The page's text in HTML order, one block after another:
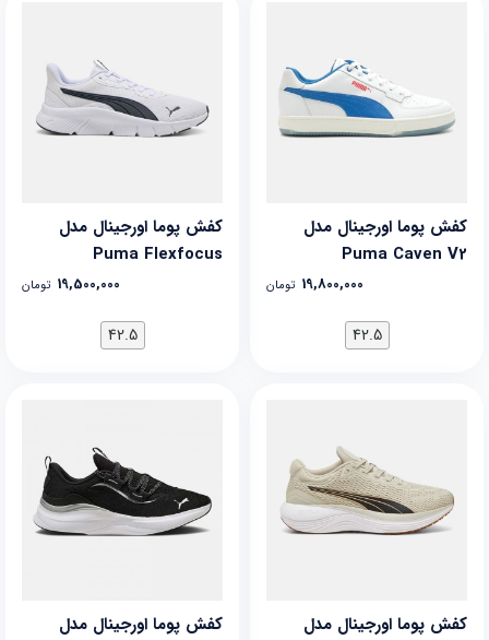
کفش پوما اورجینال مدل
Puma Caven V2
19,800,000 تومان
42.5
کفش پوما اورجینال مدل
Puma Flexfocus
19,500,000 تومان
42.5
کفش پوما اورجینال مدل
کفش پوما اورجینال مدل